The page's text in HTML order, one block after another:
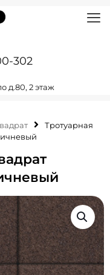
302
д.80, 2 этаж
Тротуарная